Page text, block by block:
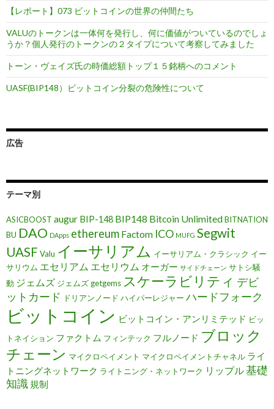
【レポート】073 ビットコインの世界の仲間たち
VALUのトークンは一体何を発行し、何に価値がついているのでしょ
うか？個人発行のトークンの２タイプについて考察してみました
トーン・ヴェイズ氏の時価総額トップ１５銘柄へのコメント
UASF(BIP148）ビットコイン分裂の危険性について
広告
テーマ別
ASICBOOST augur BIP-148 BIP148 Bitcoin UnlimitedBITNATION
BU DAO DApps ethereum Factom ICO MUFG Segwit
UASF Valu イーサリアム イーサリアム・クラシック イー
サリウム エセリアム エセリウム オーガー サイドチェーン サトシ騒
動 ジェムズ ジェムズ getgems スケーラビリティ デビ
ットカード ドリアンノード ハイパーレジャー ハードフォーク
ビットコイン ビットコイン・アンリミテッド ビッ
トネイション ファクトム フィンテック フルノード ブロック
チェーン マイクロペイメント マイクロペイメントチャネル ライ
トニングネットワーク ライトニング・ネットワーク リップル基礎
知識 規制